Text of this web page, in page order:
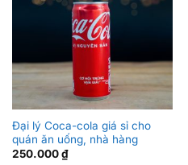
Đại lý Coca-cola giá sỉ cho
quán ăn uống, nhà hàng
250.000₫